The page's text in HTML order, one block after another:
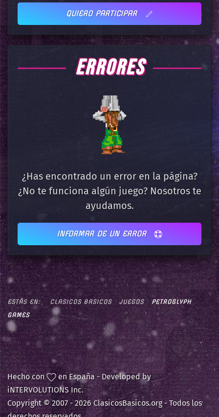
QUIERO PARTICIPAR
ERRORES
¿Has encontrado un error en la página?
¿No te funciona algún juego? Nosotros te
ayudamos.
INFORMAR DE UN ERROR
ESTÁS EN: CLASICOS BASICOS JUEGOS
PETROGLYPH
GAMES
Hecho con
en España - Developed by
iNTERVOLUTIONS Inc.
Copyright © 2007 -2026 ClasicosBasicos.org - Todos los